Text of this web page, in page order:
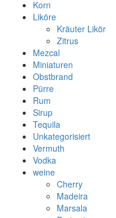
Korn
Liköre
Kräuter Likör
Zitrus
Mezcal
Miniaturen
Obstbrand
Pürre
Rum
Sirup
Tequila
Unkategorisiert
Vermuth
Vodka
weine
Cherry
Madeira
Marsala